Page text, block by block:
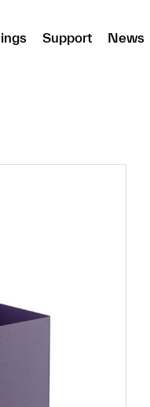
Support News